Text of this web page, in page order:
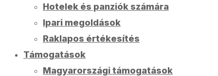
Hotelek és panziók számára
Ipari megoldások
Raklapos értékesítés
Támogatások
Magyarországi támogatások